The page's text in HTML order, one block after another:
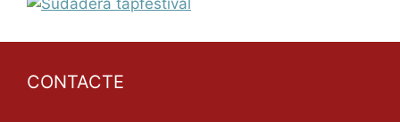
CONTACTE